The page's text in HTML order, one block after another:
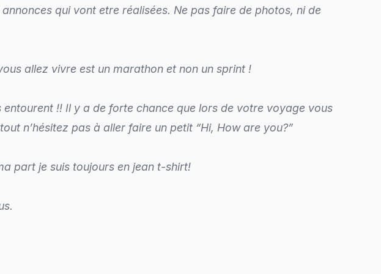
qui vont etre réalisées. Ne pas faire de photos, ni de
allez vivre est un marathon et non un sprint !
!! Il y a de forte chance que lors de votre voyage vous
n’hésitez pas à aller faire un petit “Hi, How are you?”
part je suis toujours en jean t-shirt!